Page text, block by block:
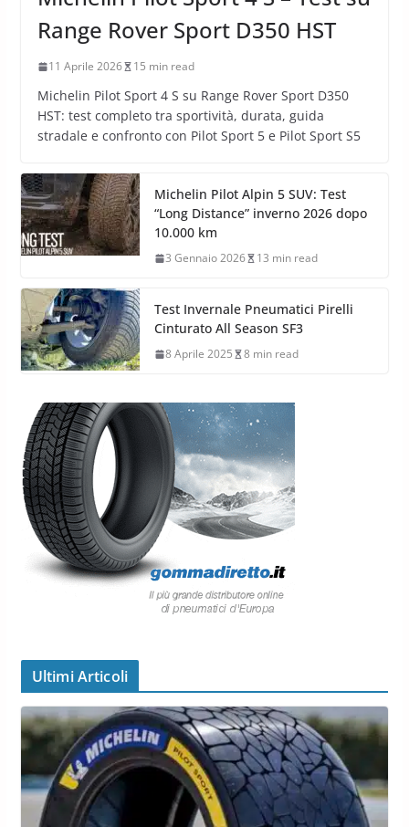
Range Rover Sport D350 HST
11 Aprile 2026 15 min read
Michelin Pilot Sport 4 S su Range Rover Sport D350
HST: test completo tra sportività, durata, guida
stradale e confronto con Pilot Sport 5 e Pilot Sport S5
Michelin Pilot Alpin 5 SUV: Test
“Long Distance” inverno 2026 dopo
10.000 km
3 Gennaio 2026 13 min read
Test Invernale Pneumatici Pirelli
Cinturato All Season SF3
8 Aprile 2025 8 min read
Ultimi Articoli